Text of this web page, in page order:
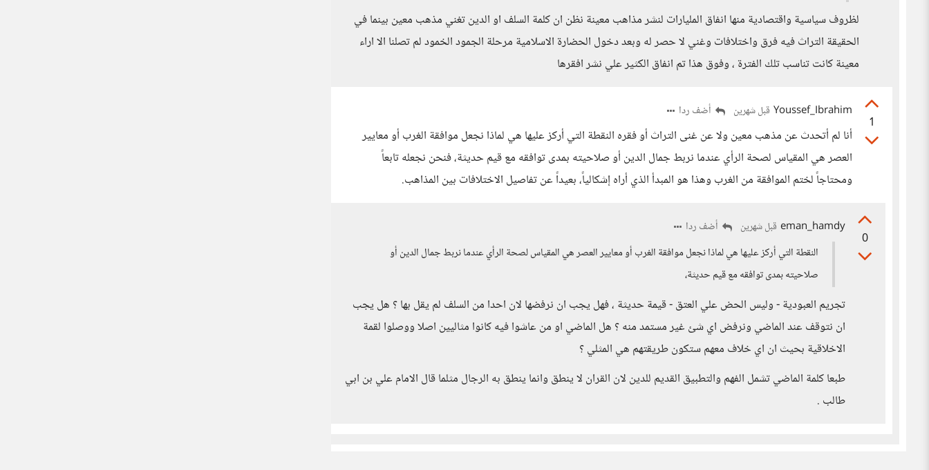
لظروف سياسية واقتصادية منها انفاق المليارات لنشر مذاهب معينة نظن ان كلمة السلف او الدين تغني مذهب معين بينما في
الحقيقة التراث فيه فرق واختلافات وغني لا حصر له وبعد دخول الحضارة الاسلامية مرحلة الجمود الخمود لم تصلنا الا اراء
معينة كانت تناسب تلك الفترة ، وفوق هذا تم انفاق الكثير علي نشر افقرها
1
Youssef_Ibrahim قبل شهرين أضف ردا
أنا لم أتحدث عن مذهب معين ولا عن غنى التراث أو فقره النقطة التي أركز عليها هي لماذا نجعل موافقة الغرب أو معايير
العصر هي المقياس لصحة الرأي عندما نربط جمال الدين أو صلاحيته بمدى توافقه مع قيم حديثة، فنحن نجعله تابعاً
ومحتاجاً لختم الموافقة من الغرب وهذا هو المبدأ الذي أراه إشكالياً، بعيداً عن تفاصيل الاختلافات بين المذاهب.
0
eman_hamdy قبل شهرين
أضف ردا
النقطة التي أركز عليها هي لماذا نجعل موافقة الغرب أو معايير العصر هي المقياس لصحة الرأي عندما نربط جمال الدين أو
صلاحيته بمدى توافقه مع قيم حديثة،
تجريم العبودية - وليس الحض علي العتق - قيمة حديثة ، فهل يجب ان نرفضها لان احدا من السلف لم يقل بها ؟ هل يجب
ان نتوقف عند الماضي ونرفض اي شئ غير مستمد منه ؟ هل الماضي او من عاشوا فيه كانوا مثاليين اصلا ووصلوا لقمة
الاخلاقية بحيث ان اي خلاف معهم ستكون طريقتهم هي المثلي ؟
طبعا كلمة الماضي تشمل الفهم والتطبيق القديم للدين لان القران لا ينطق وانما ينطق به الرجال مثلما قال الامام علي بن ابي
طالب .